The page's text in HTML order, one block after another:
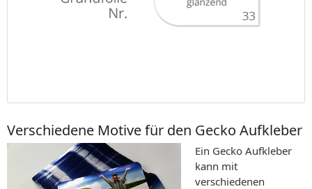
Verschiedene Motive für den Gecko Aufkleber
Ein Gecko Aufkleber
kann mit
verschiedenen